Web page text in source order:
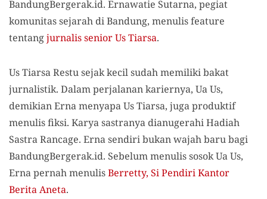
BandungBergerak.id. Ernawatie Sutarna, pegiat
komunitas sejarah di Bandung, menulis feature
tentangjurnalis senior Us Tiarsa.
Us Tiarsa Restu sejak kecil sudah memiliki bakat
jurnalistik. Dalam perjalanan kariernya, Ua Us,
demikian Erna menyapa Us Tiarsa, juga produktif
menulis fiksi. Karya sastranya dianugerahi Hadiah
Sastra Rancage. Erna sendiri bukan wajah baru bagi
BandungBergerak.id. Sebelum menulis sosok Ua Us,
Erna pernah menulisBerretty, Si Pendiri Kantor
Berita Aneta.